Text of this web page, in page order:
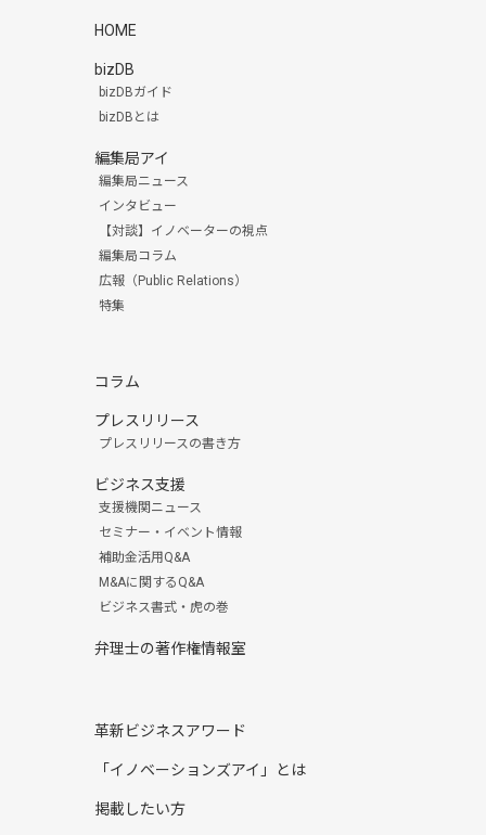
HOME
bizDB
bizDBガイド
bizDBとは
編集局アイ
編集局ニュース
インタビュー
【対談】イノベーターの視点
編集局コラム
広報（Public Relations）
特集
コラム
プレスリリース
プレスリリースの書き方
ビジネス支援
支援機関ニュース
セミナー・イベント情報
補助金活用Q&A
M&Aに関するQ&A
ビジネス書式・虎の巻
弁理士の著作権情報室
革新ビジネスアワード
「イノベーションズアイ」とは
掲載したい方